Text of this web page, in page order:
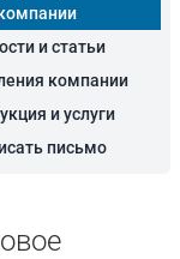
и статьи
компании
и услуги
письмо